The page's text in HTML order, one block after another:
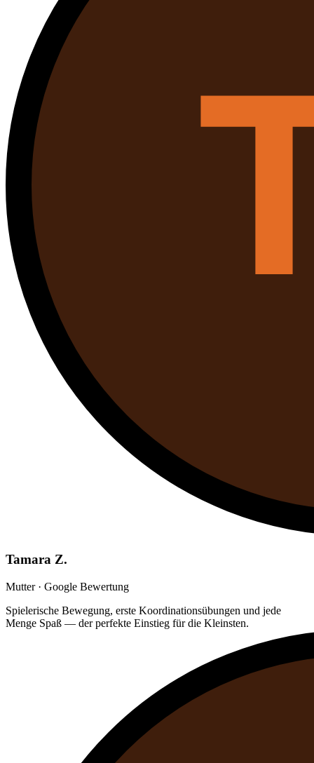
Tamara Z.
Mutter · Google Bewertung
Spielerische Bewegung, erste Koordinationsübungen und jede
Menge Spaß — der perfekte Einstieg für die Kleinsten.